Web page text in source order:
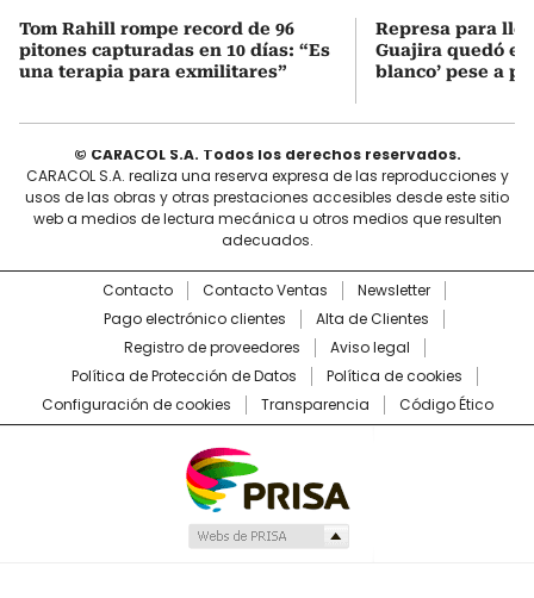
Tom Rahill rompe record de 96
pitones capturadas en 10 días: “Es
una terapia para exmilitares”
Represa para
Guajira quedó en
blanco’ pese a
© CARACOL S.A. Todos los derechos reservados.
CARACOL S.A. realiza una reserva expresa de las reproducciones y
usos de las obras y otras prestaciones accesibles desde este sitio
web a medios de lectura mecánica u otros medios que resulten
adecuados.
Contacto Contacto Ventas
Newsletter
Pago electrónico clientes
Alta de Clientes
Registro de proveedores
Aviso legal
Política de Protección de Datos
Política de cookies
Configuración de cookies
Transparencia Código Ético